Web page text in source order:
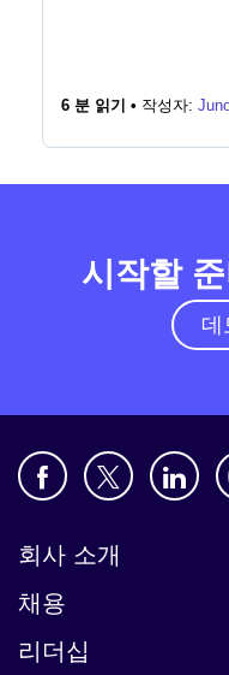
6 분 읽기 • 작성자:
시작할
데
회사 소개
채용
리더십